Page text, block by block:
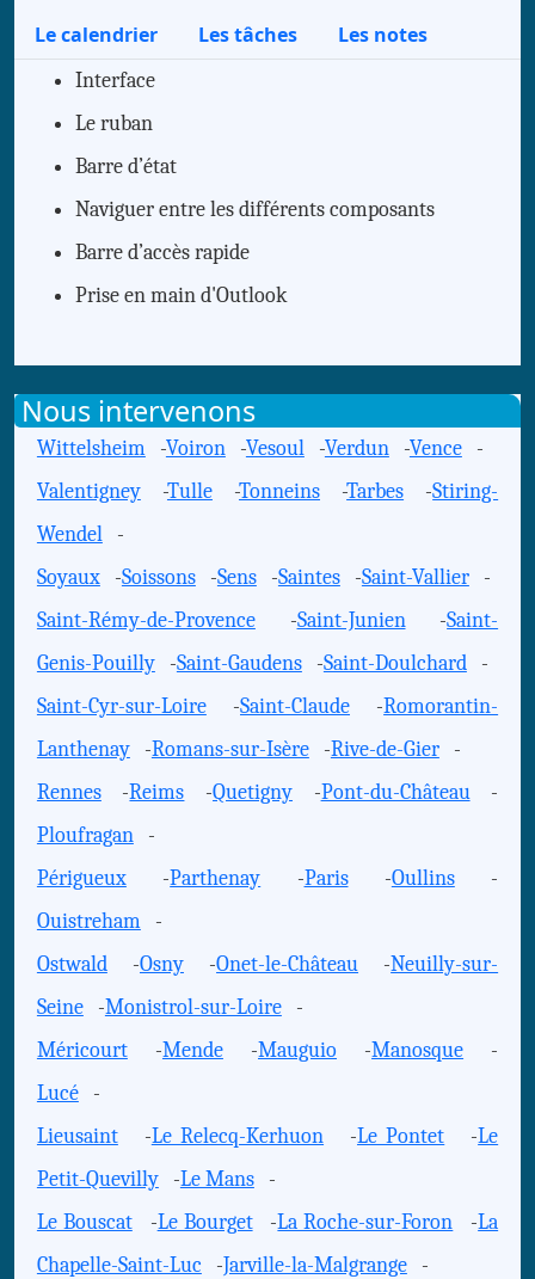
Le calendrier
Les tâches Les notes
Interface
Le ruban
Barre d’état
Naviguer entre les différents composants
Barre d’accès rapide
Prise en main d'Outlook
Nous intervenons
Wittelsheim-Voiron-Vesoul-Verdun-Vence-
Valentigney-Tulle-Tonneins -Tarbes -Stiring-
Wendel-
Soyaux-Soissons-Sens-Saintes-Saint-Vallier-
Saint-Rémy-de-Provence-Saint-Junien-Saint-
Genis-Pouilly-Saint-Gaudens-Saint-Doulchard-
Saint-Cyr-sur-Loire-Saint-Claude -Romorantin-
Lanthenay-Romans-sur-Isère-Rive-de-Gier-
Rennes-Reims -Quetigny -Pont-du-Château-
Ploufragan-
Périgueux-Parthenay -Paris-Oullins-
Ouistreham-
Ostwald-Osny-Onet-le-Château -Neuilly-sur-
Seine-Monistrol-sur-Loire-
Méricourt-Mende-Mauguio -Manosque -
Lucé-
Lieusaint-Le Relecq-Kerhuon -Le Pontet -Le
Petit-Quevilly-Le Mans-
Le Bouscat-Le Bourget-La Roche-sur-Foron -La
Chapelle-Saint-Luc -Jarville-la-Malgrange-